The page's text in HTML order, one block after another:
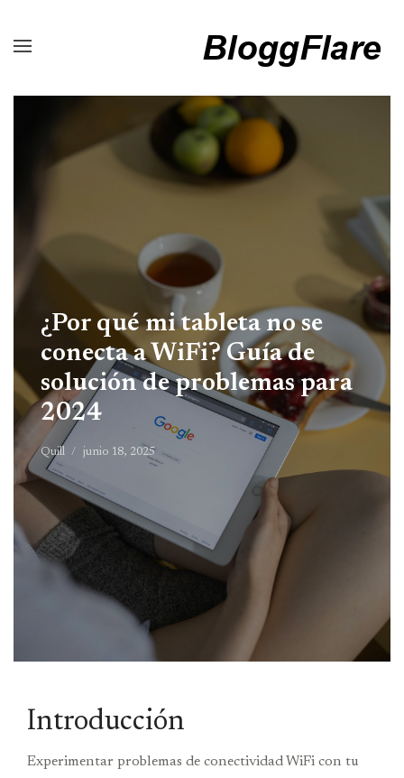
¿Por qué mi tableta no se
conecta a WiFi? Guía de
solución de problemas para
2024
Quill junio 18, 2025
Introducción
Experimentar problemas de conectividad WiFi con tu